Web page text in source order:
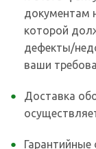
документам
которой
дефекты/
ваши
Доставка
Гарантийные